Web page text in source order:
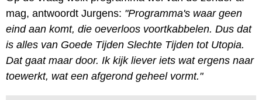
mag, antwoordt Jurgens: "Programma's waar geen
eind aan komt, die oeverloos voortkabbelen. Dus dat
is alles van Goede Tijden Slechte Tijden tot Utopia.
Dat gaat maar door. Ik kijk liever iets wat ergens naar
toewerkt, wat een afgerond geheel vormt."